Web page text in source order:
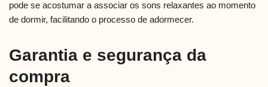
pode se acostumar a associar os sons relaxantes ao momento
de dormir, facilitando o processo de adormecer.
Garantia e segurança da
compra